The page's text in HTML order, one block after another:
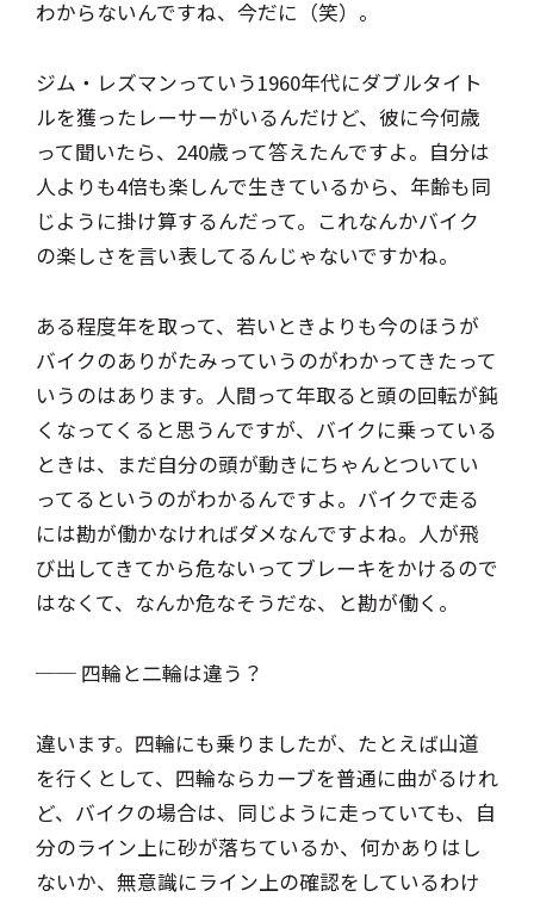
わからないんですね、今だに（笑）。
ジム・レズマンっていう1960年代にダブルタイト
ルを獲ったレーサーがいるんだけど、彼に今何歳
って聞いたら、240歳って答えたんですよ。自分は
人よりも4倍も楽しんで生きているから、年齢も同
じように掛け算するんだって。これなんかバイク
の楽しさを言い表してるんじゃないですかね。
ある程度年を取って、若いときよりも今のほうが
バイクのありがたみっていうのがわかってきたって
いうのはあります。人間って年取ると頭の回転が鈍
くなってくると思うんですが、バイクに乗っている
ときは、まだ自分の頭が動きにちゃんとついてい
ってるというのがわかるんですよ。バイクで走る
には勘が働かなければダメなんですよね。人が飛
び出してきてから危ないってブレーキをかけるので
はなくて、なんか危なそうだな、と勘が働く。
── 四輪と二輪は違う？
違います。四輪にも乗りましたが、たとえば山道
を行くとして、四輪ならカーブを普通に曲がるけれ
ど、バイクの場合は、同じように走っていても、自
分のライン上に砂が落ちているか、何かありはし
ないか、無意識にライン上の確認をしているわけ